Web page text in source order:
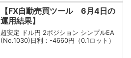
【FX自動売買ツール 6月4日の
運用結果】
超安定 ドル円 2ポジション シンプルEA
(No.1030)日利：-4660円（0.1ロット）